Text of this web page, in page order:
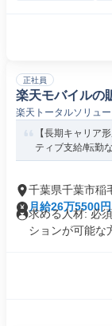
正社員
楽天モバイルの
楽天トータルソリュ
【長期キャリア
ティブ支給/転勤
千葉県千葉市稲
月給26万5500
求める人材: 必
ションが可能な